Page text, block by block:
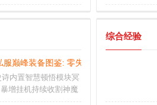
服巅峰装备图鉴: 零失误单刷赤月恶魔实
内置智慧顿悟模块冥
增挂机持续收割神魔
综合经验